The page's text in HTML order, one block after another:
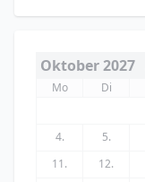
Oktober 2027
Mo
Di
4.
5.
11.
12.